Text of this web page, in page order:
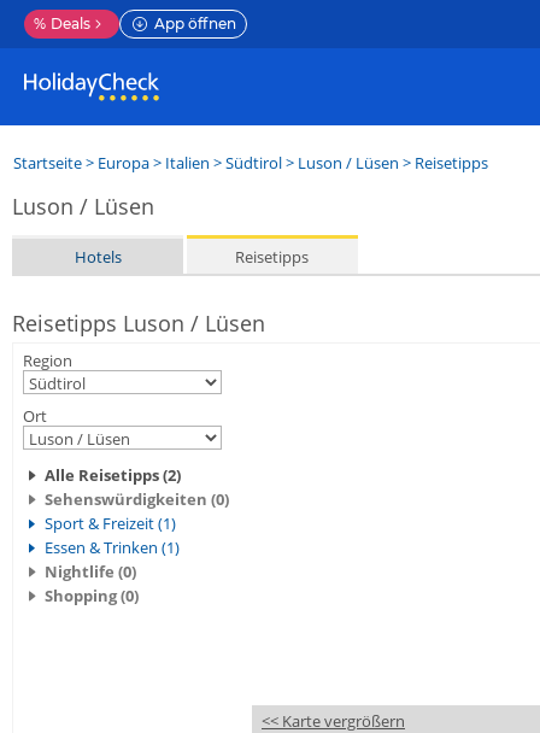
% Deals App öffnen
Startseite> Europa> Italien >Südtirol> Luson / Lüsen > Reisetipps
Luson / Lüsen
Hotels Reisetipps
Reisetipps Luson / Lüsen
Region
Ort
Alle Reisetipps (2)
Sehenswürdigkeiten (0)
Sport & Freizeit (1)
Essen & Trinken (1)
Nightlife (0)
Shopping (0)
<< Karte vergrößern